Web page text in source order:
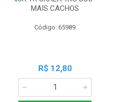
MAIS CACHOS
Código: 65989
R$ 12,80